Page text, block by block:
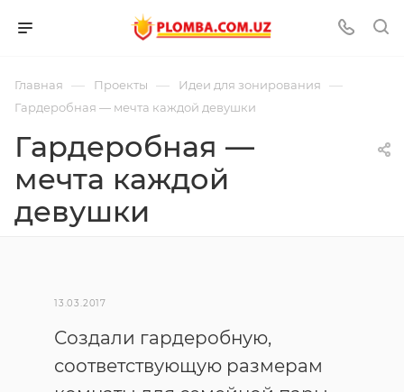
Главная — Проекты — Идеи для зонирования —
Гардеробная — мечта каждой девушки
Гардеробная —
мечта каждой
девушки
13.03.2017
Создали гардеробную,
соответствующую размерам